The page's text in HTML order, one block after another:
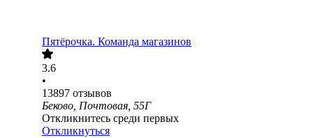
Пятёрочка. Команда магазинов
3.6
•
13897 отзывов
Беково, Почтовая, 55Г
Откликнитесь среди первых
Откликнуться